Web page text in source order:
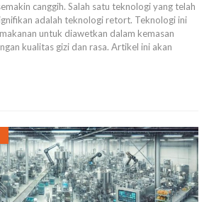
canggih. Salah satu teknologi yang telah
adalah teknologi retort. Teknologi ini
untuk diawetkan dalam kemasan
kualitas gizi dan rasa. Artikel ini akan